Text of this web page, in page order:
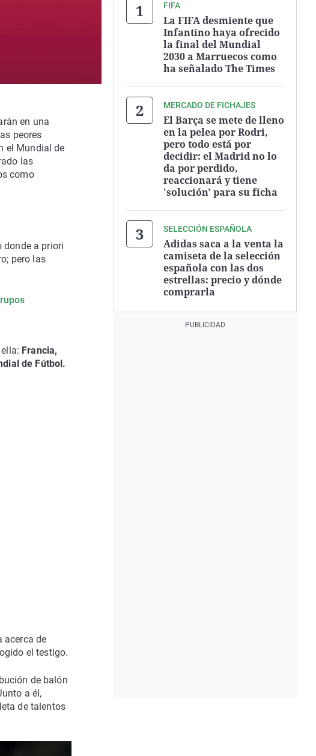
en una
peores
el Mundial de
las
como
donde a priori
pero las
Francia,
de Fútbol.
acerca de
el testigo.
de balón
a él,
de talentos
FIFA
La FIFA desmiente que
Infantino haya ofrecido
la final del Mundial
2030 a Marruecos como
ha señalado The Times
MERCADO DE FICHAJES
El Barça se mete de lleno
en la pelea por Rodri,
pero todo está por
decidir: el Madrid no lo
da por perdido,
reaccionará y tiene
'solución' para su ficha
SELECCIÓN ESPAÑOLA
Adidas saca a la venta la
camiseta de la selección
española con las dos
estrellas: precio y dónde
comprarla